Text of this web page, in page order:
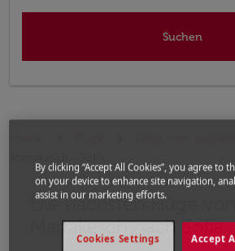
Suchen
Die nächsten Flüge von
Marrakesch nach Sofia
Bitte ändern Sie Ihre
By clicking “Accept All Cookies”, you agree to
on your device to enhance site navigation,
assist in our marketing efforts.
Accept
Cookies Settings